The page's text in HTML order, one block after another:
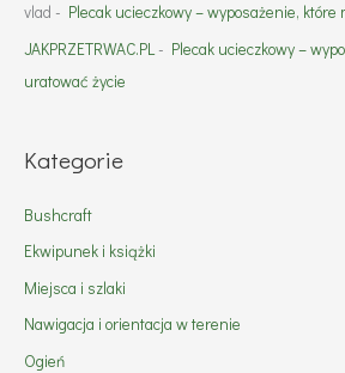
vlad - Plecak ucieczkowy – wyposażenie, które
JAKPRZETRWAC.PL - Plecak ucieczkowy –
uratować życie
Kategorie
Bushcraft
Ekwipunek i książki
Miejsca i szlaki
Nawigacja i orientacja w terenie
Ogień